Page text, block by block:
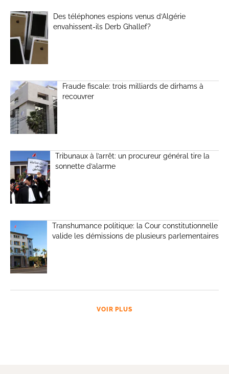
Des téléphones espions venus d’Algérie
envahissent-ils Derb Ghallef?
Fraude fiscale: trois milliards de dirhams à
recouvrer
Tribunaux à l’arrêt: un procureur général tire la
sonnette d’alarme
Transhumance politique: la Cour constitutionnelle
valide les démissions de plusieurs parlementaires
VOIR PLUS